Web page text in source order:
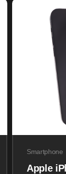
Smartphone
Apple